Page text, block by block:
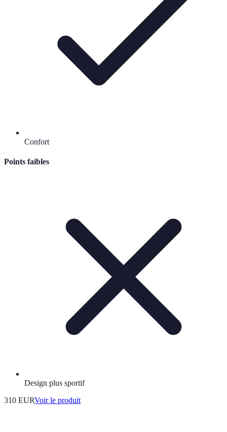
Confort
Points faibles
Design plus sportif
310 EURVoir le produit